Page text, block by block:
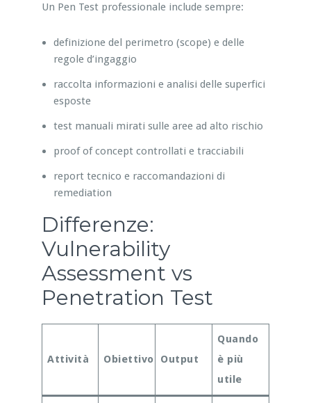
Un Pen Test professionale include sempre:
definizione del perimetro (scope) e delle
regole d’ingaggio
raccolta informazioni e analisi delle superfici
esposte
test manuali mirati sulle aree ad alto rischio
proof of concept controllati e tracciabili
report tecnico e raccomandazioni di
remediation
Differenze:
Vulnerability
Assessment vs
Penetration Test
Attività Obiettivo Output
Quando
è più
utile